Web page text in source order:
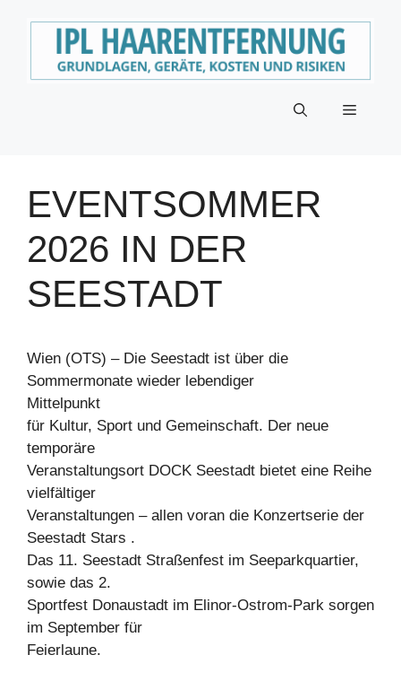
Menü
EVENTSOMMER
2026 IN DER
SEESTADT
Wien (OTS) – Die Seestadt ist über die
Sommermonate wieder lebendiger
Mittelpunkt
für Kultur, Sport und Gemeinschaft. Der neue
temporäre
Veranstaltungsort DOCK Seestadt bietet eine Reihe
vielfältiger
Veranstaltungen – allen voran die Konzertserie der
Seestadt Stars .
Das 11. Seestadt Straßenfest im Seeparkquartier,
sowie das 2.
Sportfest Donaustadt im Elinor-Ostrom-Park sorgen
im September für
Feierlaune.